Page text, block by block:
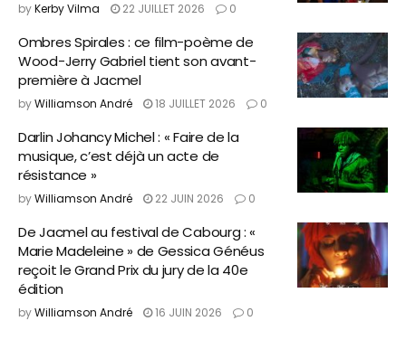
byKerby Vilma 22 JUILLET 2026 0
Ombres Spirales : ce film-poème de
Wood-Jerry Gabriel tient son avant-
première à Jacmel
byWilliamson André 18 JUILLET 2026 0
Darlin Johancy Michel : « Faire de la
musique, c’est déjà un acte de
résistance »
byWilliamson André 22 JUIN 2026 0
De Jacmel au festival de Cabourg : «
Marie Madeleine » de Gessica Généus
reçoit le Grand Prix du jury de la 40e
édition
byWilliamson André 16 JUIN 2026 0